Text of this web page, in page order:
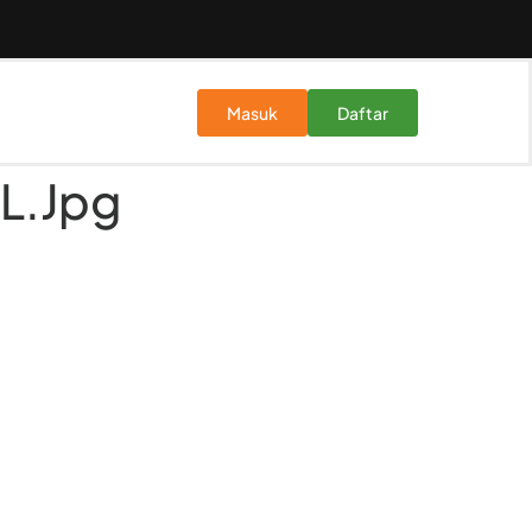
Masuk Daftar